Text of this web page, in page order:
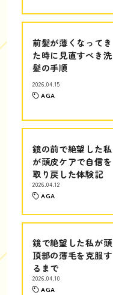
前髪が薄くなってき
た時に見直すべき洗
髪の手順
2026.04.15
AGA
鏡の前で絶望した私
が頭皮ケアで自信を
取り戻した体験記
2026.04.12
AGA
鏡で絶望した私が頭
頂部の薄毛を克服す
るまで
2026.04.10
AGA